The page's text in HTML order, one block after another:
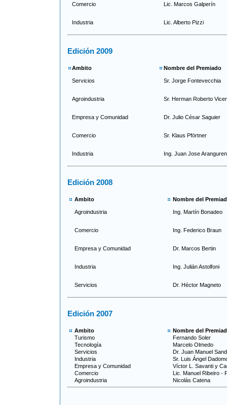
Comercio Lic. Marcos Galperín
Industria Lic. Alberto Pizzi
Edición 2009
Ambito Nombre del Premiado
Servicios Sr. Jorge Fontevecchia
Agroindustria Sr. Herman Roberto
Empresa y Comunidad Dr. Julio César Saguier
Comercio Sr. Klaus Pförtner
Industria Ing. Juan Jose Aranguren
Edición 2008
Ambito Nombre del
Agroindustria Ing. Martín Bonadeo
Comercio Ing. Federico Braun
Empresa y Comunidad Dr. Marcos Bertin
Industria Ing. Julián Astolfoni
Servicios Dr. Héctor Magneto
Edición 2007
Ambito
Nombre del
Turismo
Fernando Soler
Tecnología
Marcelo Olmedo
Servicios
Dr. Juan Manuel
Industria
Sr. Luis Ángel
Empresa y Comunidad
Víctor L. Savanti y
Comercio
Lic. Manuel Ribeiro -
Agroindustria
Nicolás Catena